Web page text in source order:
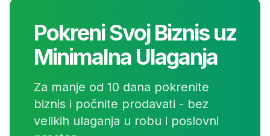
Pokreni Svoj Biznis uz
Minimalna Ulaganja
Za manje od 10 dana pokrenite
biznis i počnite prodavati - bez
velikih ulaganja u robu i poslovni